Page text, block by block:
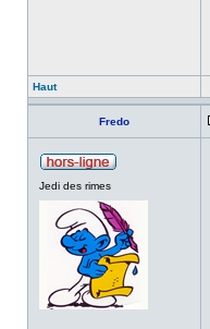
Haut
Fredo
Jedi des rimes